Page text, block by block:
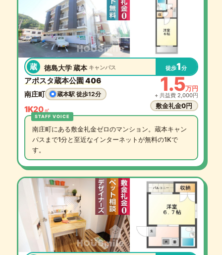
蔵 徳島大学 蔵本 キャンパス 徒歩1分
アポスタ蔵本公園 406
南庄町 蔵本駅 徒歩12分
1K20㎡
1.5万円
+ 共益費 2,000円
敷金礼金0円
南庄町にある敷金礼金ゼロのマンション。蔵本キャン
パスまで1分と至近なインターネットが無料の1Kで
す。